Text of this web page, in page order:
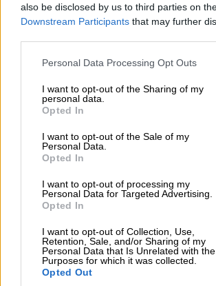
also be disclosed by us to third parties on
Downstream Participants that may further
Please note that this website/app uses one
not limited to your visit or usage behaviour.
grant or deny consent to Google and its
use your data for below specified purposes
consent section.
Personal Data Processing Opt Outs
I want to opt-out of the Sharing of my
personal data.
Opted In
I want to opt-out of the Sale of my
Personal Data.
Opted In
I want to opt-out of processing my
Personal Data for Targeted Advertising.
Opted In
I want to opt-out of Collection, Use,
Retention, Sale, and/or Sharing of my
Personal Data that Is Unrelated with the
Purposes for which it was collected.
Opted Out
määräaikojen noudattamisesta
epäselvyyksiä työnantajan ja
työntekijän...
LUE ARTIKKELI ⟶